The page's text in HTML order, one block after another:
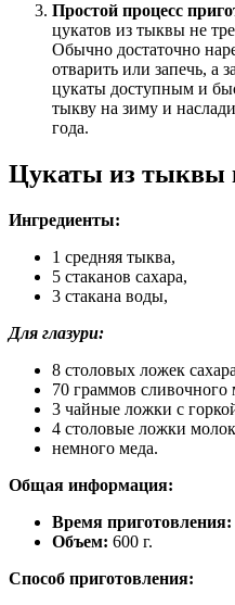
Простой процесс
цукатов из тыквы не
Обычно достаточно
отварить или запечь, а
цукаты доступным и
тыкву на зиму и
года.
Цукаты из тыквы
Ингредиенты:
1 средняя тыква,
5 стаканов сахара,
3 стакана воды,
Для глазури:
8 столовых ложек
70 граммов сливочного
3 чайные ложки с
4 столовые ложки
немного меда.
Общая информация:
Время приготовления:
Объем: 600 г.
Способ приготовления: